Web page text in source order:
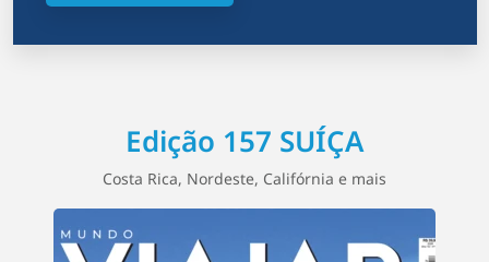
Edição 157 SUÍÇA
Costa Rica, Nordeste, Califórnia e mais